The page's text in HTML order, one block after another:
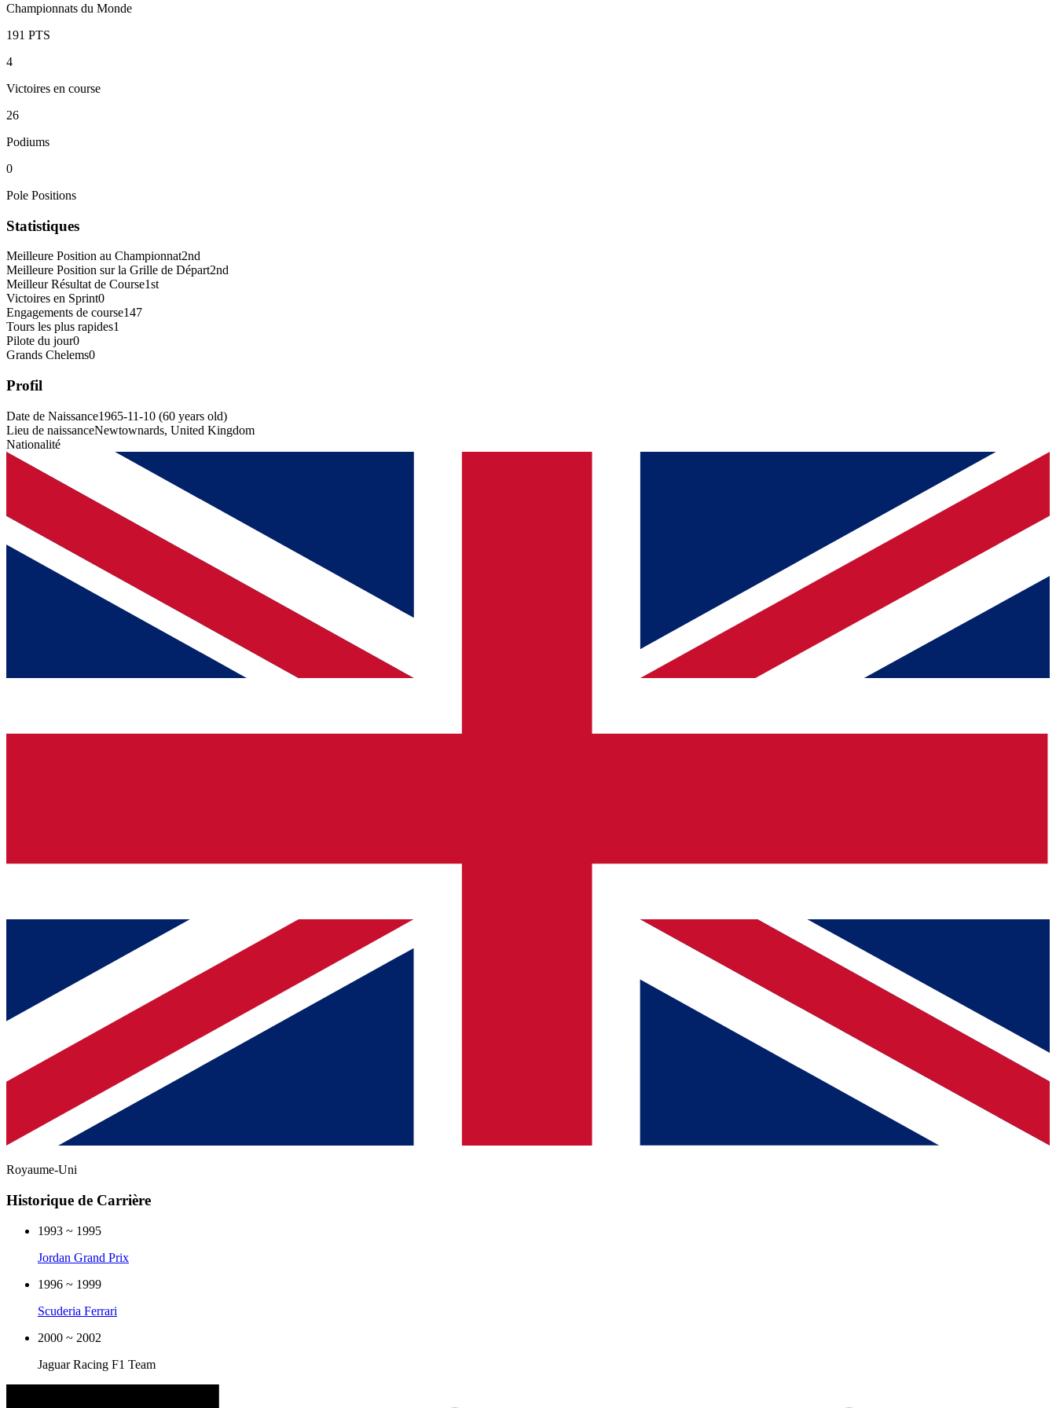
Championnats du Monde
191 PTS
4
Victoires en course
26
Podiums
0
Pole Positions
Statistiques
Meilleure Position au Championnat2nd
Meilleure Position sur la Grille de Départ2nd
Meilleur Résultat de Course1st
Victoires en Sprint0
Engagements de course147
Tours les plus rapides1
Pilote du jour0
Grands Chelems0
Profil
Date de Naissance1965-11-10 (60 years old)
Lieu de naissanceNewtownards, United Kingdom
Nationalité
Royaume-Uni
Historique de Carrière
1993 ~ 1995
Jordan Grand Prix
1996 ~ 1999
Scuderia Ferrari
2000 ~ 2002
Jaguar Racing F1 Team